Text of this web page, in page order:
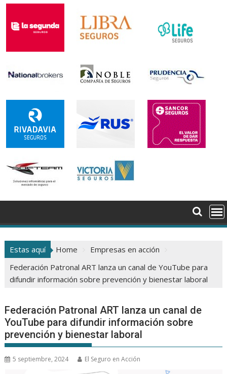
Estas aquí Home
Empresas en acción
Federación Patronal ART lanza un canal de YouTube para
difundir información sobre prevención y bienestar laboral
Federación Patronal ART lanza un canal de
YouTube para difundir información sobre
prevención y bienestar laboral
5 septiembre, 2024 El Seguro en Acción